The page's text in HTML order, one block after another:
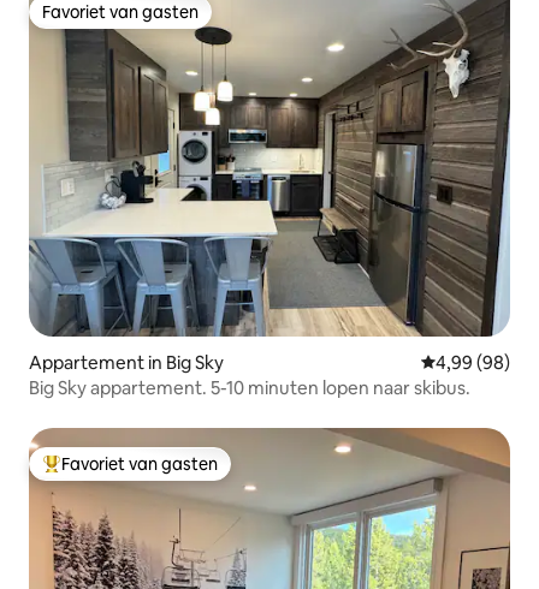
Favoriet van gasten
Favoriet van gasten
Appartement in Big Sky Gemiddelde
4,99 (98)
Big Sky appartement. 5-10 minuten lopen naar skibus.
Topfavoriet van gasten
Favoriet van gasten